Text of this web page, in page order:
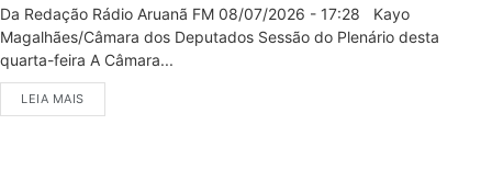
Da Redação Rádio Aruanã FM 08/07/2026 - 17:28 Kayo
Magalhães/Câmara dos Deputados Sessão do Plenário desta
quarta-feira A Câmara...
LEIA MAIS